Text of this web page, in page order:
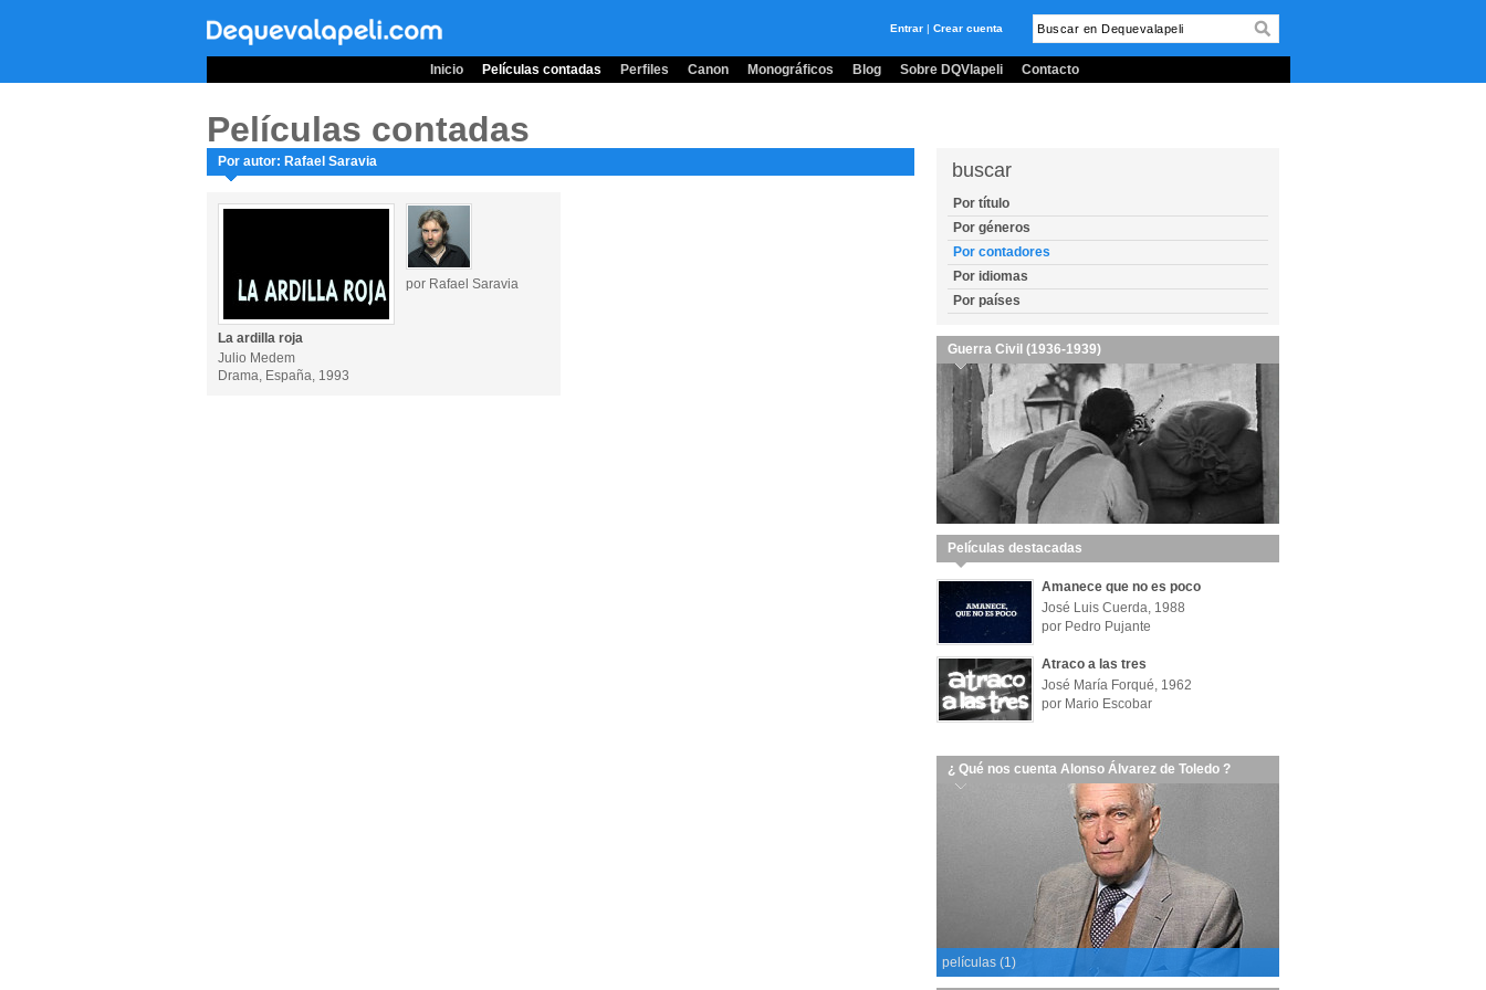
Entrar | Crear cuenta
Inicio Películas contadas Perfiles Canon Monográficos Blog Sobre DQVlapeli Contacto
Películas contadas
Por autor: Rafael Saravia
por Rafael Saravia
La ardilla roja
Julio Medem
Drama, España, 1993
buscar
Por título
Por géneros
Por contadores
Por idiomas
Por países
Guerra Civil (1936-1939)
Películas destacadas
Amanece que no es poco
José Luis Cuerda, 1988
por Pedro Pujante
Atraco a las tres
José María Forqué, 1962
por Mario Escobar
¿ Qué nos cuenta Alonso Álvarez de Toledo ?
películas (1)